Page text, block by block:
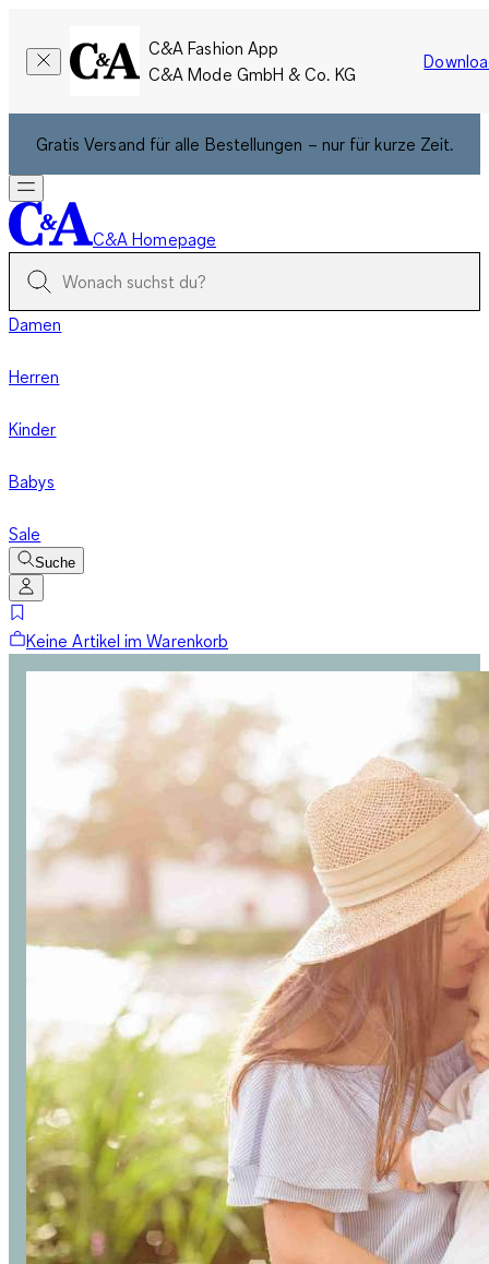
C&A Fashion App
C&A Mode GmbH & Co. KG
Gratis Versand für alle Bestellungen – nur für kurze Zeit.
C&A Homepage
Damen
Herren
Kinder
Babys
Sale
Suche
Keine Artikel im Warenkorb